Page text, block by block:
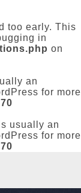
too early. This
in
on
an
for more
usually an
for more